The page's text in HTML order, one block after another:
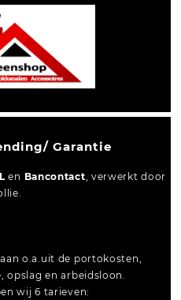
Garantie
en Bancontact, verwerkt door
o.a.uit de portokosten,
opslag en arbeidsloon.
wij 6 tarieven: